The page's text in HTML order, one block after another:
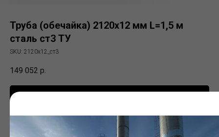
Труба (обечайка) 2120х12 мм L=1,5 м
сталь ст3 ТУ
SKU: 2120х12_ст3
149 052 р.